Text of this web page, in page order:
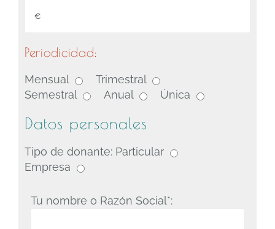
Periodicidad:
Mensual
Trimestral
Semestral
Anual Única
Datos personales
Tipo de donante: Particular
Empresa
Tu nombre o Razón Social*: